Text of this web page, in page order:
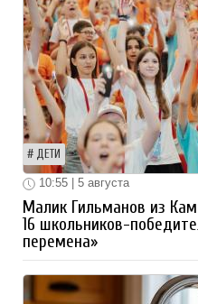
ДЕТИ
10:55 | 5 августа
Малик Гильманов из
16 школьников-
перемена»